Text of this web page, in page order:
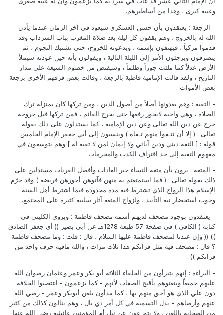
وغيبة كبرى ، وهذا من أساطيرهم.
- الرجعة : يعتقدون بأن حسن العسكري سيعود في آخر الزمان عندما يأذن
الله له بالخروج ، وهم يقفون كل ليلة بعد صلاة المغرب بباب السرداب وقد
قدموا مركباً ، فيهتفون بإسمه ، ويدعونه للخروج، حتى تشتبك النجوم ، ثم
ينصرفون ويرجئون الأمر إلى الليلة التالية ، ويقولون بأنه حين عودته سيملأ
الأرض عدلاً كما ملئت جوراً وظلماً ، وسيقتص من خصوم الشيعة على مدار
التاريخ ، ولقد قالت الإمامية قاطبة بالرجعة ، وقالت بعض فرقهم الأخرى برجعة
بعض الأموات .
- التقية : وهم يعدونها أصلاً من أصول الدين ، ومن تركها كان بمنزلة ترك
الصلاة ، وهي واجبة لايجوز رفعها حتى يخرج القائم ، فمن تركها قبل خروجه
خرج عن دين الله تعالى وعن دين الإمامية ، كما يستدلون على ذلك بقوله
تعالى : ( إلا أن تتـقوا منهم تـقاة ) وينسبون إلى أبي جعفر الإمام الخامس
قوله : [ التقة ديني ودين آبائي ولا إيمان لمن لا تقية له ] وهم يتوسعون في
مفهوم التقية إلى حد اقتراف الكذب والمحرمات
- المتعة : يرون بأن متعة النساء خير العادات وأفضل القربات مستدلين على
ذلك بقوله تعالى : ( فما استمتعتم به منهن فآتوهن أجورهن فريضة ) وقد حرّم
الإسلام هذا الزواج الذي تشترط فيه مدة محدودة فيما اشترط أهل السنة
وجوب استحضار نية التأبيد ، ولزواج المتعة آثار سلبية كثيرة على المجتمع.
- يعتقدون بوجود مصحف لديهم أسمه مصحف فاطمة : ويروي الكليني في
كتابه ( الكافي ) في صفحة 57 طبعة 1278هـ عن أبي بصير (( أي جعفر الصادق
)) (( وإن عندنا لمصحف فاطمة عليها السلام ، قال : قلت : وما مصحف فاطمة
؟ قال : مصحف فيه مثل قرآنكم هذا ثلاث مرات ، والله مافيه حرف واحد من
قرآنكم )).
- البراءة : إنهم يتبرأون من الخلفاء الثلاثة أبو بكر وعمر وعثمان رضوان الله
عليهم جميعاً وينعتوهم بأقبح الصفات لأنهم - كما يزعمون - اغتصبوا الخلافة
دون علي الذي هو أحق منهم بها ، كما يبدأون بلعن أبوبكر وعمر - رضي الله
عنهم وأرضاهم - بدل التسمية في كل أمر ذي بال ، وهم ينالون كذلك من كثير
من الصحابة باللعن ، ولا يتورعون عن نيل أم المؤمنين عائشة رضي الله عنها